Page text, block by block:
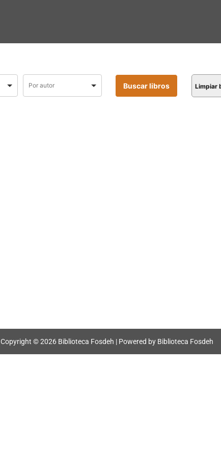
Limpiar
Copyright © 2026 Biblioteca Fosdeh | Powered by Biblioteca Fosdeh